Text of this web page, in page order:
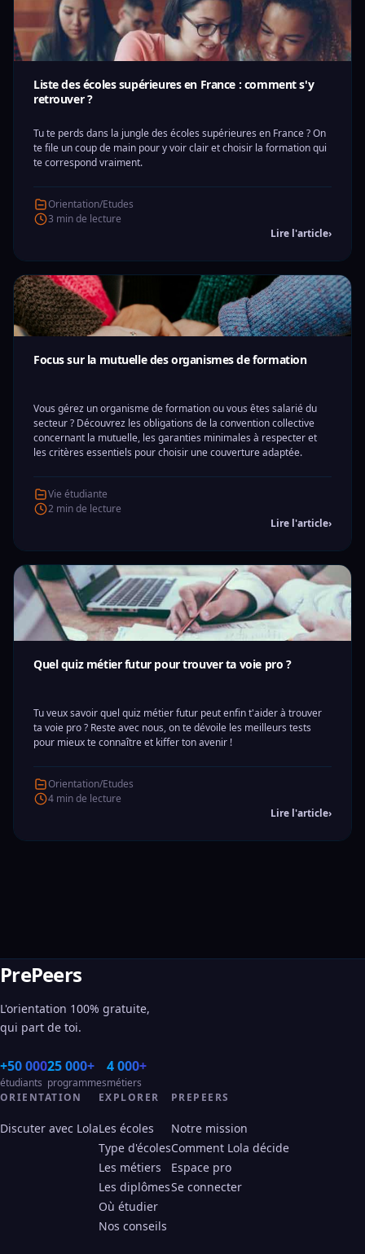
Liste des écoles supérieures en France : comment s'y
retrouver ?
Tu te perds dans la jungle des écoles supérieures en France ? On
te file un coup de main pour y voir clair et choisir la formation qui
te correspond vraiment.
Orientation/Etudes
3 min de lecture
Lire l'article›
Focus sur la mutuelle des organismes de formation
Vous gérez un organisme de formation ou vous êtes salarié du
secteur ? Découvrez les obligations de la convention collective
concernant la mutuelle, les garanties minimales à respecter et
les critères essentiels pour choisir une couverture adaptée.
Vie étudiante
2 min de lecture
Lire l'article›
Quel quiz métier futur pour trouver ta voie pro ?
Tu veux savoir quel quiz métier futur peut enfin t'aider à trouver
ta voie pro ? Reste avec nous, on te dévoile les meilleurs tests
pour mieux te connaître et kiffer ton avenir !
Orientation/Etudes
4 min de lecture
Lire l'article›
PrePeers
L'orientation 100% gratuite,
qui part de toi.
+50 000
étudiants
25 000+
programmes
4 000+
métiers
ORIENTATION
Discuter avec Lola
EXPLORER
Les écoles
Type d'écoles
Les métiers
Les diplômes
Où étudier
Nos conseils
PREPEERS
Notre mission
Comment Lola décide
Espace pro
Se connecter